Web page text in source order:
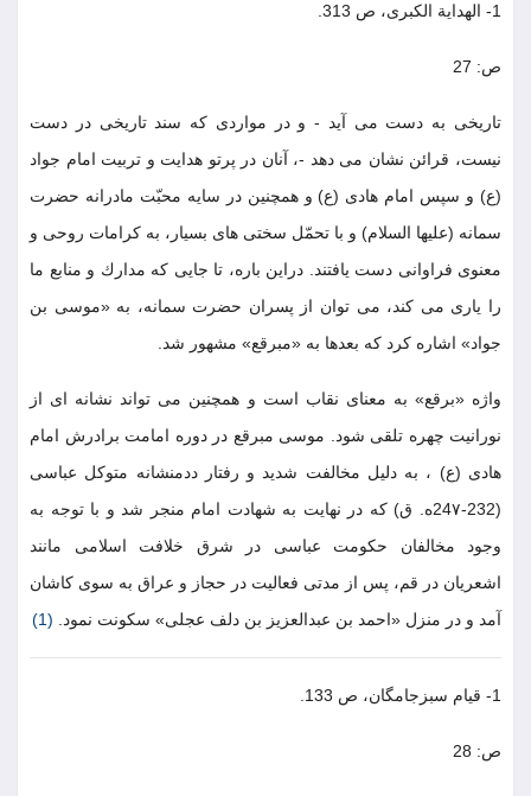
1- الهداية الكبرى، ص 313.
ص: 27
تاريخى به دست مى آيد - و در مواردى كه سند تاريخى در دست
نيست، قرائن نشان مى دهد -، آنان در پرتو هدايت و تربيت امام جواد
(ع) و سپس امام هادى (ع) و همچنين در سايه محبّت مادرانه حضرت
سمانه (عليها السلام) و با تحمّل سختى هاى بسيار، به كرامات روحى و
معنوى فراوانى دست يافتند. دراين باره، تا جايى كه مدارك و منابع ما
را يارى مى كند، مى توان از پسران حضرت سمانه، به «موسى بن
جواد» اشاره كرد كه بعدها به «مبرقع» مشهور شد.
واژه «برقع» به معناى نقاب است و همچنين مى تواند نشانه اى از
نورانيت چهره تلقى شود. موسى مبرقع در دوره امامت برادرش امام
هادى (ع) ، به دليل مخالفت شديد و رفتار ددمنشانه متوكل عباسى
(232-24٧ه. ق) كه در نهايت به شهادت امام منجر شد و با توجه به
وجود مخالفان حكومت عباسى در شرق خلافت اسلامى مانند
اشعريان در قم، پس از مدتى فعاليت در حجاز و عراق به سوى كاشان
آمد و در منزل «احمد بن عبدالعزيز بن دلف عجلى» سكونت نمود. (1)
1- قيام سبزجامگان، ص 133.
ص: 28